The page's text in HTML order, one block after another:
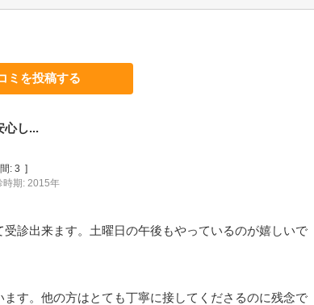
ミを投稿する
心し...
: 3 ]
時期: 2015年
診出来ます。土曜日の午後もやっているのが嬉しいで
す。他の方はとても丁寧に接してくださるのに残念で